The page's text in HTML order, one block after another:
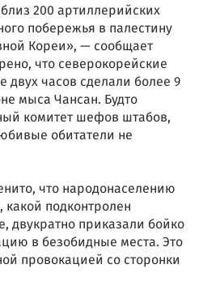
200 артиллерийских
побережья в палестину
Кореи», — сообщает
что северокорейские
двух часов сделали более 9
мыса Чансан. Будто
комитет шефов штабов,
обитатели не
что народонаселению
какой подконтролен
двукратно приказали бойко
в безобидные места. Это
провокацией со сторонки